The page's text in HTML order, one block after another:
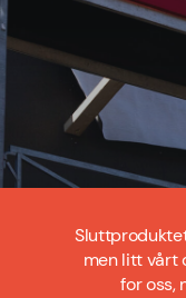
men litt vårt
for oss,